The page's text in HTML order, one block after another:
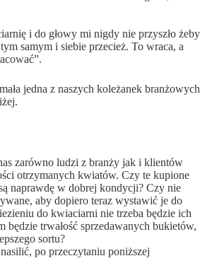
i do głowy mi nigdy nie przyszło żeby
samym i siebie przecież. To wraca, a
jedna z naszych koleżanek branżowych
zarówno ludzi z branży jak i klientów
otrzymanych kwiatów. Czy te kupione
naprawdę w dobrej kondycji? Czy nie
aby dopiero teraz wystawić je do
do kwiaciarni nie trzeba będzie ich
będzie trwałość sprzedawanych bukietów,
sortu?
po przeczytaniu poniższej